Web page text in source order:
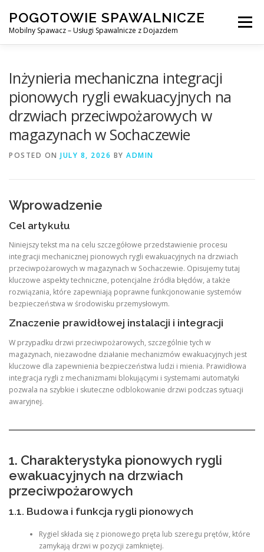
content
POGOTOWIE SPAWALNICZE
Mobilny Spawacz – Usługi Spawalnicze z Dojazdem
Menu
SPAWANIE MIG/MAG (GMAW) NASZE USŁUGI
KONTAKT
Inżynieria mechaniczna integracji
pionowych rygli ewakuacyjnych na
drzwiach przeciwpożarowych w
magazynach w Sochaczewie
POSTED ON JULY 8, 2026 BY ADMIN
Wprowadzenie
Cel artykułu
Niniejszy tekst ma na celu szczegółowe przedstawienie procesu
integracji mechanicznej pionowych rygli ewakuacyjnych na drzwiach
przeciwpożarowych w magazynach w Sochaczewie. Opisujemy tutaj
kluczowe aspekty techniczne, potencjalne źródła błędów, a także
rozwiązania, które zapewniają poprawne funkcjonowanie systemów
bezpieczeństwa w środowisku przemysłowym.
Znaczenie prawidłowej instalacji i integracji
W przypadku drzwi przeciwpożarowych, szczególnie tych w
magazynach, niezawodne działanie mechanizmów ewakuacyjnych jest
kluczowe dla zapewnienia bezpieczeństwa ludzi i mienia. Prawidłowa
integracja rygli z mechanizmami blokującymi i systemami automatyki
pozwala na szybkie i skuteczne odblokowanie drzwi podczas sytuacji
awaryjnej.
1. Charakterystyka pionowych rygli
ewakuacyjnych na drzwiach
przeciwpożarowych
1.1. Budowa i funkcja rygli pionowych
Rygiel składa się z pionowego pręta lub szeregu prętów, które
zamykają drzwi w pozycji zamkniętej.